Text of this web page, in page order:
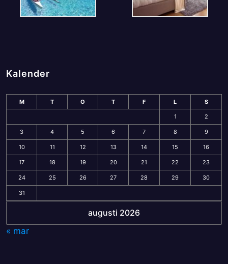
Kalender
augusti 2026
M T O T F L S
1 2
3 4 5 6 7 8 9
10 11 12 13 14 15 16
17 18 19 20 21 22 23
24 25 26 27 28 29 30
31
« mar